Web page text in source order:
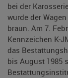
bei der
wurde der
braun. Am 7.
Kennzeichen K-
das
bis August 1985